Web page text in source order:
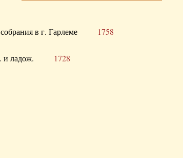
собрания в г. Гарлеме 1758
и ладож. 1728